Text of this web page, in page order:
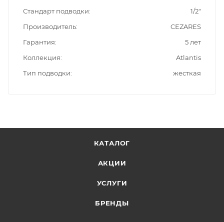
Стандарт подводки
1/2"
Производитель
CEZARES
Гарантия
5 лет
Коллекция
Atlantis
Тип подводки
жесткая
КАТАЛОГ
АКЦИИ
УСЛУГИ
БРЕНДЫ